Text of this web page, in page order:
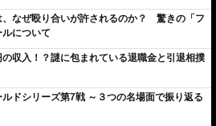
、なぜ殴り合いが許されるのか？ 驚きの「フ
について
収入！？謎に包まれている退職金と引退相撲
ドシリーズ第7戦 ～３つの名場面で振り返る